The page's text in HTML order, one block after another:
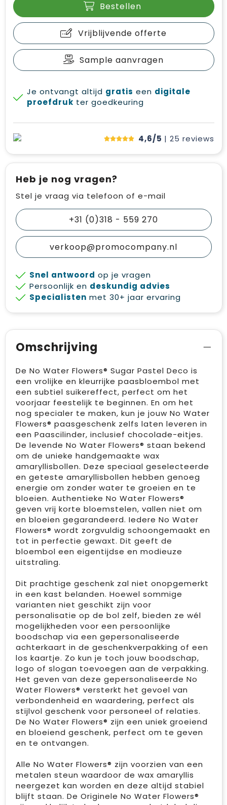
Bestellen
Vrijblijvende offerte
Sample aanvragen
Je ontvangt altijd gratis een digitale
proefdruk ter goedkeuring
4,6/5 | 25 reviews
Heb je nog vragen?
Stel je vraag via telefoon of e-mail
+31 (0)318 - 559 270
verkoop@promocompany.nl
Snel antwoord op je vragen
Persoonlijk en deskundig advies
Specialisten met 30+ jaar ervaring
Omschrijving
De No Water Flowers® Sugar Pastel Deco is
een vrolijke en kleurrijke paasbloembol met
een subtiel suikereffect, perfect om het
voorjaar feestelijk te beginnen. En om het
nog specialer te maken, kun je jouw No Water
Flowers® paasgeschenk zelfs laten leveren in
een Paascilinder, inclusief chocolade-eitjes.
De levende No Water Flowers® staan bekend
om de unieke handgemaakte wax
amaryllisbollen. Deze speciaal geselecteerde
en geteste amaryllisbollen hebben genoeg
energie om zonder water te groeien en te
bloeien. Authentieke No Water Flowers®
geven vrij korte bloemstelen, vallen niet om
en bloeien gegarandeerd. Iedere No Water
Flowers® wordt zorgvuldig schoongemaakt en
tot in perfectie gewaxt. Dit geeft de
bloembol een eigentijdse en modieuze
uitstraling.
Dit prachtige geschenk zal niet onopgemerkt
in een kast belanden. Hoewel sommige
varianten niet geschikt zijn voor
personalisatie op de bol zelf, bieden ze wél
mogelijkheden voor een persoonlijke
boodschap via een gepersonaliseerde
achterkaart in de geschenkverpakking of een
los kaartje. Zo kun je toch jouw boodschap,
logo of slogan toevoegen aan de verpakking.
Het geven van deze gepersonaliseerde No
Water Flowers® versterkt het gevoel van
verbondenheid en waardering, perfect als
stijlvol geschenk voor personeel of relaties.
De No Water Flowers® zijn een uniek groeiend
en bloeiend geschenk, perfect om te geven
en te ontvangen.
Alle No Water Flowers® zijn voorzien van een
metalen steun waardoor de wax amaryllis
neergezet kan worden en deze altijd stabiel
blijft staan. De Originele No Water Flowers®